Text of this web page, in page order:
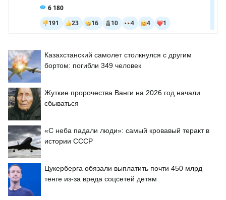
Казахстанский самолет столкнулся с другим
бортом: погибли 349 человек
Жуткие пророчества Ванги на 2026 год начали
сбываться
«С неба падали люди»: самый кровавый теракт в
истории СССР
Цукерберга обязали выплатить почти 450 млрд
тенге из-за вреда соцсетей детям